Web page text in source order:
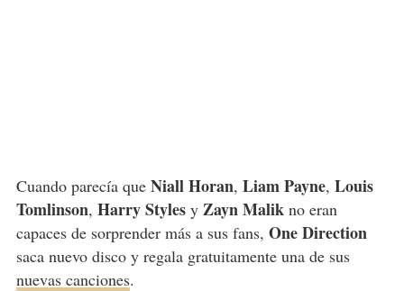
Cuando parecía que Niall Horan, Liam Payne, Louis
Tomlinson, Harry Stylesy Zayn Malik no eran
capaces de sorprender más a sus fans, One Direction
saca nuevo disco y regala gratuitamente una de sus
nuevas canciones.